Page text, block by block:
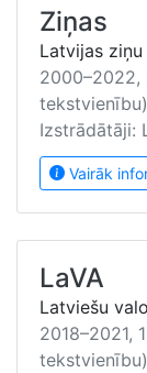
Ziņas
Latvijas
2000–2022,
tekstvienību)
Izstrādātāji:
Vairāk
LaVA
Latviešu
2018–2021,
tekstvienību)